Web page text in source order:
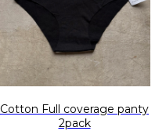
Cotton Full coverage panty
2pack